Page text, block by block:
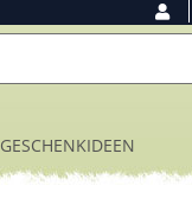
GESCHENKIDEEN